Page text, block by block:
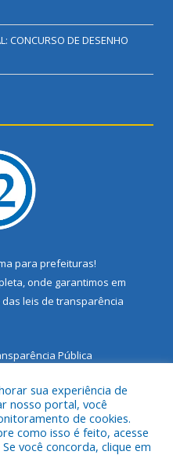
CONCURSO DE DESENHO
para prefeituras!
onde garantimos em
leis de transparência
Pública
Municipal de Santarém
sua experiência de
nosso portal, você
de cookies.
como isso é feito, acesse
Se você concorda, clique em